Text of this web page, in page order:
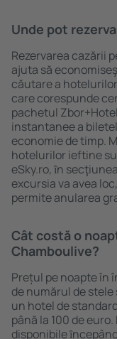
Unde pot
Rezervarea cazării
ajuta să
căutare a
care corespunde
pachetul
instantanee a
economie de timp.
hotelurilor ieftine
eSky.ro, ȋn
excursia va avea
permite anularea
Cât costă o
Chamboulive?
Prețul pe noapte în
de numărul de
un hotel de
până la 100 de
disponibile